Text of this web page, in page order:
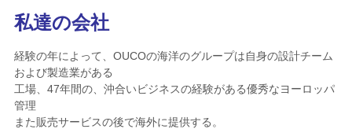
私達の会社
経験の年によって、OUCOの海洋のグループは自身の設計チーム
および製造業がある
工場、47年間の、沖合いビジネスの経験がある優秀なヨーロッパ
管理
また販売サービスの後で海外に提供する 。